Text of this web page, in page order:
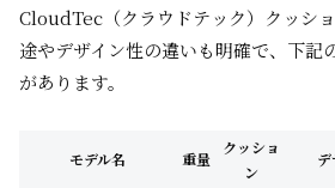
CloudTec（クラウドテック）クッシ
途やデザイン性の違いも明確で、下記
があります。
モデル名 重量
クッショ
ン